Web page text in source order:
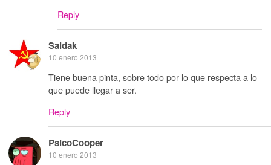
Reply
Saidak
10 enero 2013
Tiene buena pinta, sobre todo por lo que respecta a lo
que puede llegar a ser.
Reply
PsicoCooper
10 enero 2013